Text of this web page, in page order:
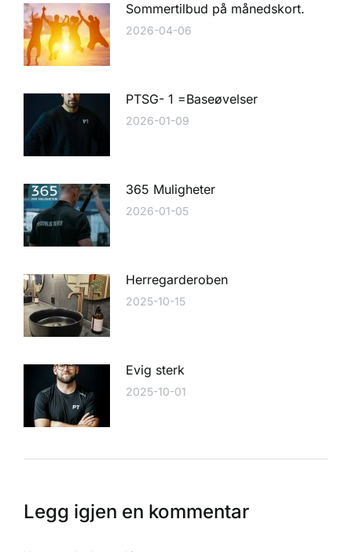
Sommertilbud på månedskort.
2026-04-06
PTSG- 1 =Baseøvelser
2026-01-09
365 Muligheter
2026-01-05
Herregarderoben
2025-10-15
Evig sterk
2025-10-01
Legg igjen en kommentar